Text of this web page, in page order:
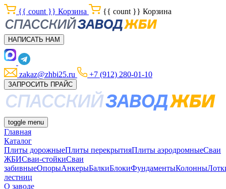
{{ count }} Корзина {{ count }} Корзина
НАПИСАТЬ НАМ
zakaz@zhbi25.ru +7 (912) 280-01-10
ЗАПРОСИТЬ ПРАЙС
toggle menu
Главная
Каталог
Плиты дорожныеПлиты перекрытияПлиты аэродромныеСваи
ЖБИСваи-стойкиСваи
забивныеОпорыАнкерыБалкиБлокиФундаментыКолонны
лестниц
О заводе